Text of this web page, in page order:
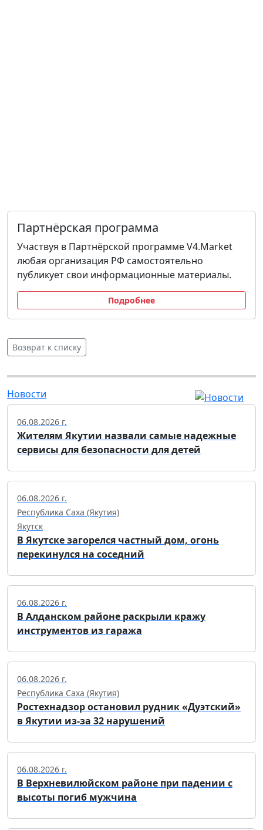
Партнёрская программа
Участвуя в Партнёрской программе V4.Market
любая организация РФ самостоятельно
публикует свои информационные материалы.
Подробнее
Возврат к списку
Новости
06.08.2026 г.
Жителям Якутии назвали самые надежные
сервисы для безопасности для детей
06.08.2026 г.
Республика Саха (Якутия)
Якутск
В Якутске загорелся частный дом, огонь
перекинулся на соседний
06.08.2026 г.
В Алданском районе раскрыли кражу
инструментов из гаража
06.08.2026 г.
Республика Саха (Якутия)
Ростехнадзор остановил рудник «Дуэтский»
в Якутии из-за 32 нарушений
06.08.2026 г.
В Верхневилюйском районе при падении с
высоты погиб мужчина